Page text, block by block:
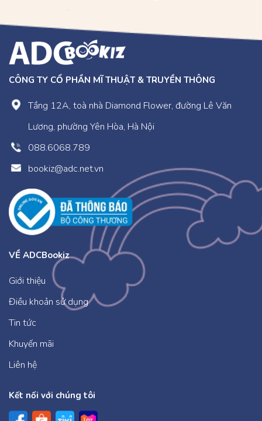
CÔNG TY CỔ PHẦN MĨ THUẬT & TRUYỀN THÔNG
Tầng 12A, toà nhà Diamond Flower, đường Lê Văn
Lương, phường Yên Hòa, Hà Nội
088.6068.789
bookiz@adc.net.vn
VỀ ADCBookiz
Giới thiệu
Điều khoản sử dụng
Tin tức
Khuyến mãi
Liên hệ
Kết nối với chúng tôi